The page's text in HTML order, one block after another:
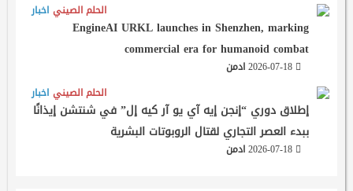
اخبار الحلم الصيني
EngineAI URKL launches in Shenzhen, marking
commercial era for humanoid combat
ادمن
اخبار الحلم الصيني
إطلاق دوري “إنجن إيه آي يو آر كيه إل” في شنتشن إيذانًا
ببدء العصر التجاري لقتال الروبوتات البشرية
ادمن